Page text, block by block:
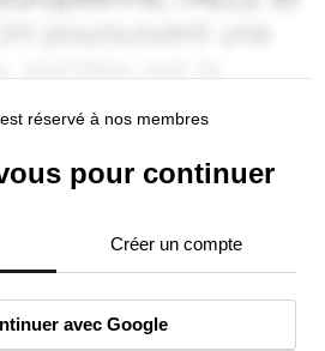
réservé à nos membres
pour continuer
Créer un compte
avec Google